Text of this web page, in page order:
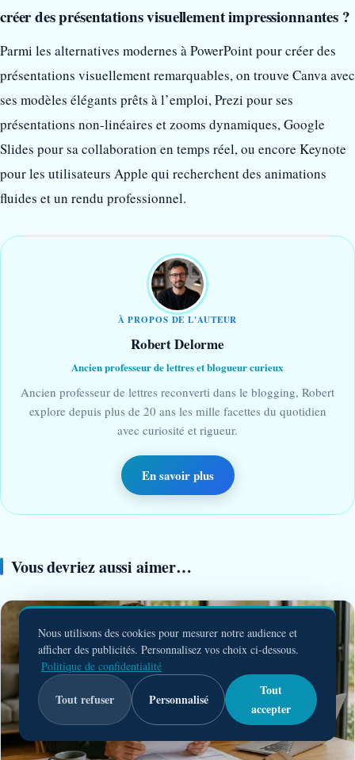
créer des présentations visuellement impressionnantes ?
Parmi les alternatives modernes à PowerPoint pour créer des
présentations visuellement remarquables, on trouve Canva avec
ses modèles élégants prêts à l’emploi, Prezi pour ses
présentations non-linéaires et zooms dynamiques, Google
Slides pour sa collaboration en temps réel, ou encore Keynote
pour les utilisateurs Apple qui recherchent des animations
fluides et un rendu professionnel.
À PROPOS DE L'AUTEUR
Robert Delorme
Ancien professeur de lettres et blogueur curieux
Ancien professeur de lettres reconverti dans le blogging, Robert
explore depuis plus de 20 ans les mille facettes du quotidien
avec curiosité et rigueur.
En savoir plus
Vous devriez aussi aimer…
Nous utilisons des cookies pour mesurer notre audience et
afficher des publicités. Personnalisez vos choix ci-dessous.
Politique de confidentialité
Tout refuser Personnalisé
Tout
accepter